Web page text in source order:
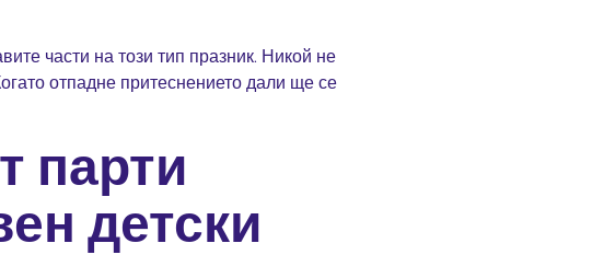
части на този тип празник. Никой не
отпадне притеснението дали ще се
парти
детски